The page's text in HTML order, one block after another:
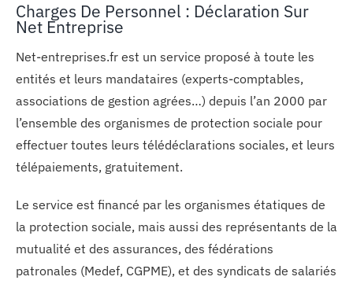
Charges De Personnel : Déclaration Sur
Net Entreprise
Net-entreprises.fr est un service proposé à toute les
entités et leurs mandataires (experts-comptables,
associations de gestion agrées…) depuis l’an 2000 par
l’ensemble des organismes de protection sociale pour
effectuer toutes leurs télédéclarations sociales, et leurs
télépaiements, gratuitement.
Le service est financé par les organismes étatiques de
la protection sociale, mais aussi des représentants de la
mutualité et des assurances, des fédérations
patronales (Medef, CGPME), et des syndicats de salariés